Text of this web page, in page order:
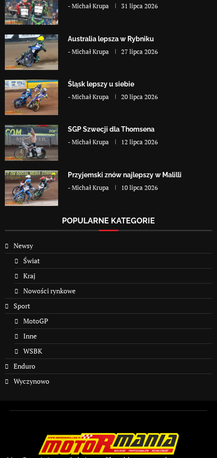
-Michał Krupa 31 lipca 2026
Australia lepsza w Rybniku
-Michał Krupa 27 lipca 2026
Śląsk lepszy u siebie
-Michał Krupa 20 lipca 2026
SGP Szwecji dla Thomsena
-Michał Krupa 12 lipca 2026
Przyjemski znów najlepszy w Malilli
-Michał Krupa 10 lipca 2026
POPULARNE KATEGORIE
Newsy
Świat
Kraj
Nowości rynkowe
Sport
MotoGP
Inne
WSBK
Enduro
Wyczynowo